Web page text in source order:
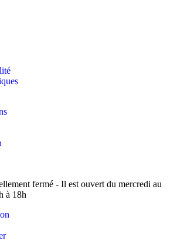
fermé - Il est ouvert du mercredi au
à 18h